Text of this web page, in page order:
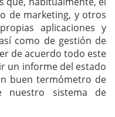
de marketing, y otros
aplicaciones y
como de gestión de
de acuerdo todo este
un informe del estado
buen termómetro de
nuestro sistema de